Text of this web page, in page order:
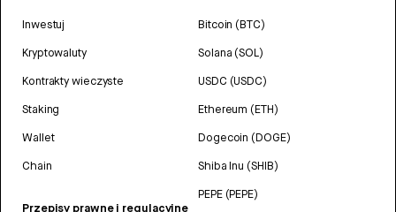
Inwestuj
Kryptowaluty
Kontrakty wieczyste
Staking
Wallet
Chain
Przepisy prawne i regulacyjne
Bitcoin (BTC)
Solana (SOL)
USDC (USDC)
Ethereum (ETH)
Dogecoin (DOGE)
Shiba Inu (SHIB)
PEPE (PEPE)